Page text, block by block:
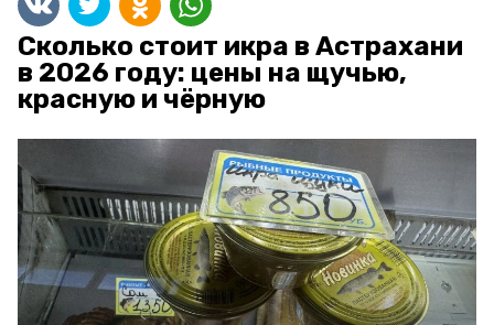
Сколько стоит икра в Астрахани
в 2026 году: цены на щучью,
красную и чёрную